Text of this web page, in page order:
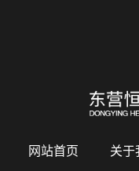
网站首页 关于